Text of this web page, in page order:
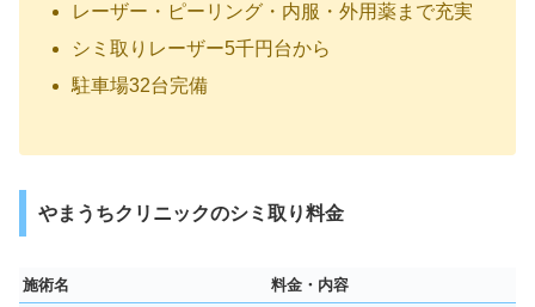
レーザー・ピーリング・内服・外用薬まで充実
シミ取りレーザー5千円台から
駐車場32台完備
やまうちクリニックのシミ取り料金
施術名 料金・内容